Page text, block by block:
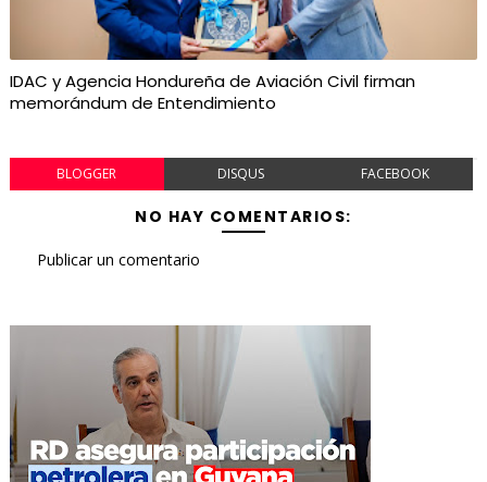
IDAC y Agencia Hondureña de Aviación Civil firman
memorándum de Entendimiento
BLOGGER DISQUS FACEBOOK
NO HAY COMENTARIOS:
Publicar un comentario